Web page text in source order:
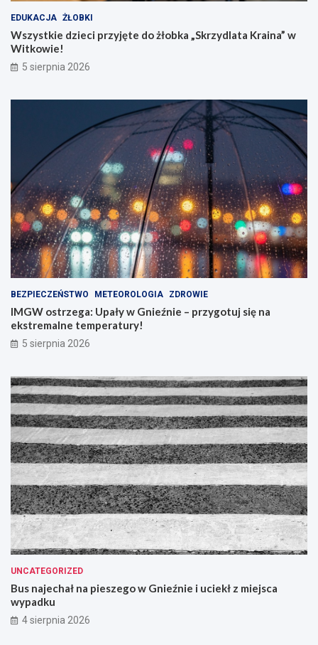
i
s
y
t
r
a
K
r
a
i
o
w
i
e
!
EDUKACJA ŻŁOBKI
Wszystkie dzieci przyjęte do żłobka „Skrzydlata Kraina” w
Witkowie!
5 sierpnia 2026
BEZPIECZEŃSTWO METEOROLOGIA ZDROWIE
IMGW ostrzega: Upały w Gnieźnie – przygotuj się na
ekstremalne temperatury!
5 sierpnia 2026
UNCATEGORIZED
Bus najechał na pieszego w Gnieźnie i uciekł z miejsca
wypadku
4 sierpnia 2026